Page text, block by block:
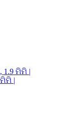
ମିମି |
|